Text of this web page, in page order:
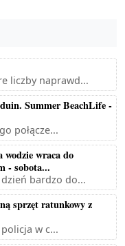
liczby naprawd...
Summer BeachLife -
połącze...
wraca do
- sobota...
bardzo do...
sprzęt ratunkowy z
w c...